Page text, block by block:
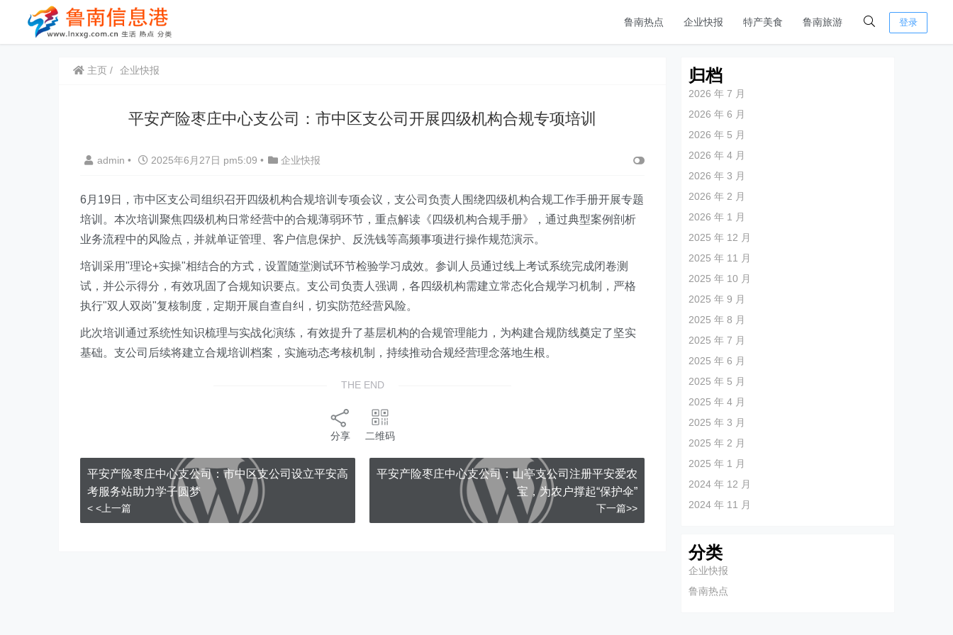
鲁南热点 企业快报 特产美食 鲁南旅游 登录
主页 企业快报
平安产险枣庄中心支公司：市中区支公司开展四级机构合规专项培训
admin • 2025年6月27日 pm5:09 • 企业快报
6月19日，市中区支公司组织召开四级机构合规培训专项会议，支公司负责人围绕四级机构合规工作手册开展专题
培训。本次培训聚焦四级机构日常经营中的合规薄弱环节，重点解读《 四级机构合规手册》，通过典型案例剖析
业务流程中的风险点，并就单证管理、客户信息保护、反洗钱等高频事项进行操作规范演示。
培训采用"理论+实操"相结合的方式，设置随堂测试环节检验学习成效。参训人员通过线上考试系统完成闭卷测
试， 并公示得分 ，有效巩固了合规知识要点。支公司负责人强调，各四级机构需建立常态化合规学习机制，严格
执行"双人双岗"复核制度，定期开展自查自纠，切实防范经营风险。
此次培训通过系统性知识梳理与实战化演练，有效提升了基层机构的合规管理能力，为构建合规防线奠定了坚实
基础。支公司后续将建立合规培训档案，实施动态考核机制，持续推动合规经营理念落地生根。
THE END
分享 二维码
平安产险枣庄中心支公司：市中区支公司设立平安高
考服务站助力学子圆梦
< <上一篇
平安产险枣庄中心支公司：山亭支公司注册平安爱农
宝，为农户撑起“保护伞”
下一篇>>
归档
2026 年 7 月
2026 年 6 月
2026 年 5 月
2026 年 4 月
2026 年 3 月
2026 年 2 月
2026 年 1 月
2025 年 12 月
2025 年 11 月
2025 年 10 月
2025 年 9 月
2025 年 8 月
2025 年 7 月
2025 年 6 月
2025 年 5 月
2025 年 4 月
2025 年 3 月
2025 年 2 月
2025 年 1 月
2024 年 12 月
2024 年 11 月
分类
企业快报
鲁南热点